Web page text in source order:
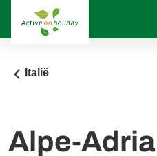
Italië
Alpe-